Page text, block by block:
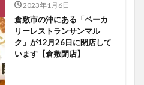
2023年1月6日
倉敷市の沖にある「ベーカ
リーレストランサンマル
ク」が12月26日に閉店して
います【倉敷閉店】